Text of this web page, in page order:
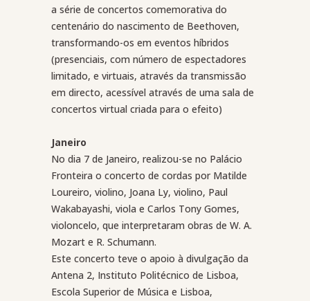
a série de concertos comemorativa do
centenário do nascimento de Beethoven,
transformando-os em eventos híbridos
(presenciais, com número de espectadores
limitado, e virtuais, através da transmissão
em directo, acessível através de uma sala de
concertos virtual criada para o efeito)
Janeiro
No dia 7 de Janeiro, realizou-se no Palácio
Fronteira o concerto de cordas por Matilde
Loureiro, violino, Joana Ly, violino, Paul
Wakabayashi, viola e Carlos Tony Gomes,
violoncelo, que interpretaram obras de W. A.
Mozart e R. Schumann.
Este concerto teve o apoio à divulgação da
Antena 2, Instituto Politécnico de Lisboa,
Escola Superior de Música e Lisboa,